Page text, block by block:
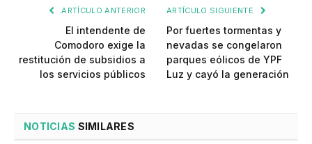
ARTÍCULO ANTERIOR
El intendente de
Comodoro exige la
restitución de subsidios a
los servicios públicos
ARTÍCULO SIGUIENTE
Por fuertes tormentas y
nevadas se congelaron
parques eólicos de YPF
Luz y cayó la generación
NOTICIAS SIMILARES